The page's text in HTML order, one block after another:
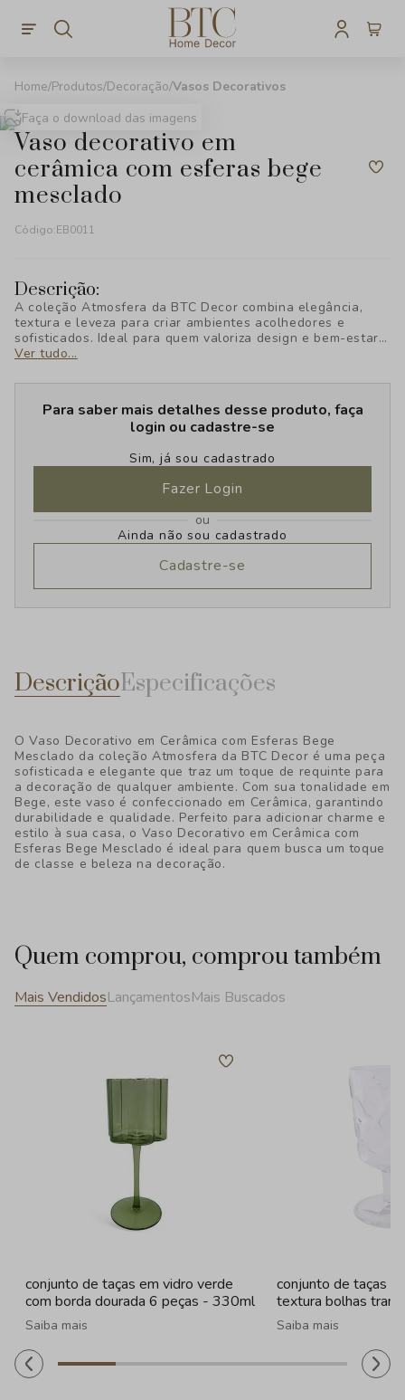
Produtos Decoração Vasos Decorativos
Faça o download das imagens
vaso decorativo em
cerâmica com esferas bege
mesclado
Código:EB0011
Descrição:
A coleção Atmosfera da BTC Decor combina elegância,
textura e leveza para criar ambientes acolhedores e
sofisticados. Ideal para quem valoriza design e bem-estar,
cada peça foi pensada para transformar seu espaço com
a decoração.
Ver tudo...
Para saber mais detalhes desse produto, faça
login ou cadastre-se
Sim, já sou cadastrado
Fazer Login
ou
Ainda não sou cadastrado
Cadastre-se
DescriçãoEspecificações
O Vaso Decorativo em Cerâmica com Esferas Bege
Mesclado da coleção Atmosfera da BTC Decor é uma peça
sofisticada e elegante que traz um toque de requinte para
a decoração de qualquer ambiente. Com sua tonalidade em
Bege, este vaso é confeccionado em Cerâmica, garantindo
durabilidade e qualidade. Perfeito para adicionar charme e
estilo à sua casa, o Vaso Decorativo em Cerâmica com
Esferas Bege Mesclado é ideal para quem busca um toque
de classe e beleza na decoração.
Quem comprou, comprou também
Mais VendidosLançamentosMais Buscados
conjunto de taças em vidro verde
com borda dourada 6 peças - 330ml
Saiba mais
conjunto de taças
textura bolhas
- 260ml
Saiba mais